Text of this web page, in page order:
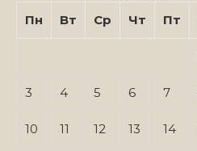
Пн
Вт Ср Чт Пт
3 4 5 6 7
10 11 12 13 14